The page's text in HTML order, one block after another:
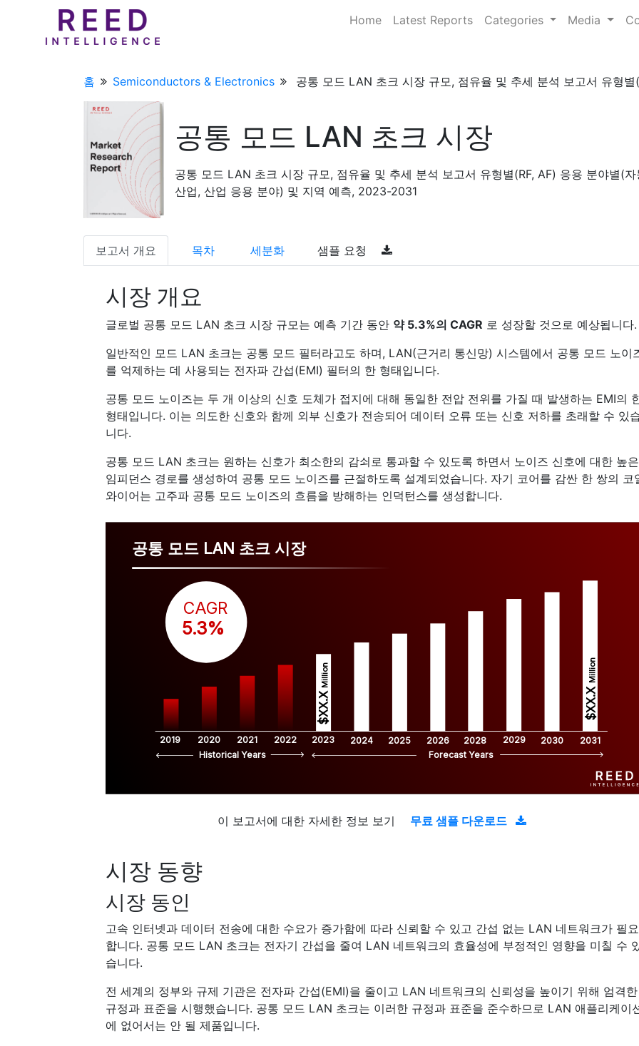
Home Latest Reports Categories Media
홈 Semiconductors & Electronics 공통 모드 LAN 초크 시장 규모, 점유율 및 추세 분석 보고서 유형
공통 모드 LAN 초크 시장
공통 모드 LAN 초크 시장 규모, 점유율 및 추세 분석 보고서 유형별(RF, AF) 응용 분야별(자
산업, 산업 응용 분야) 및 지역 예측, 2023-2031
보고서 개요 목차 세분화 샘플 요청
시장 개요
글로벌 공통 모드 LAN 초크 시장 규모는 예측 기간 동안 약 5.3%의 CAGR 로 성장할 것으로 예상됩니다.
일반적인 모드 LAN 초크는 공통 모드 필터라고도 하며, LAN(근거리 통신망) 시스템에서 공통 모드 노이
를 억제하는 데 사용되는 전자파 간섭(EMI) 필터의 한 형태입니다.
공통 모드 노이즈는 두 개 이상의 신호 도체가 접지에 대해 동일한 전압 전위를 가질 때 발생하는 EMI의
형태입니다. 이는 의도한 신호와 함께 외부 신호가 전송되어 데이터 오류 또는 신호 저하를 초래할 수 있
니다.
공통 모드 LAN 초크는 원하는 신호가 최소한의 감쇠로 통과할 수 있도록 하면서 노이즈 신호에 대한 높은
임피던스 경로를 생성하여 공통 모드 노이즈를 근절하도록 설계되었습니다. 자기 코어를 감싼 한 쌍의 코
와이어는 고주파 공통 모드 노이즈의 흐름을 방해하는 인덕턴스를 생성합니다.
공통 모드 LAN 초크 시장
2019 2020 2021 2022 2023 2024 2025 2026 2028 2029 2030 2031
$XX.X
Million
$XX.X
Million
CAGR
5.3%
Historical Years Forecast Years
이 보고서에 대한 자세한 정보 보기 무료 샘플 다운로드
시장 동향
시장 동인
고속 인터넷과 데이터 전송에 대한 수요가 증가함에 따라 신뢰할 수 있고 간섭 없는 LAN 네트워크가 필요
합니다. 공통 모드 LAN 초크는 전자기 간섭을 줄여 LAN 네트워크의 효율성에 부정적인 영향을 미칠 수
습니다.
전 세계의 정부와 규제 기관은 전자파 간섭(EMI)을 줄이고 LAN 네트워크의 신뢰성을 높이기 위해 엄격한
규정과 표준을 시행했습니다. 공통 모드 LAN 초크는 이러한 규정과 표준을 준수하므로 LAN 애플리케이
에 없어서는 안 될 제품입니다.